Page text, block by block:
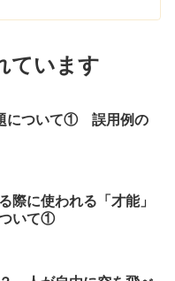
ています
について① 誤用例の
際に使われる「才能」
いて①